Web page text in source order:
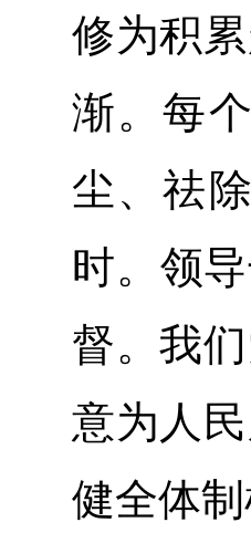
修为积
渐。每
尘、祛
时。领
督。我
意为人
健全体